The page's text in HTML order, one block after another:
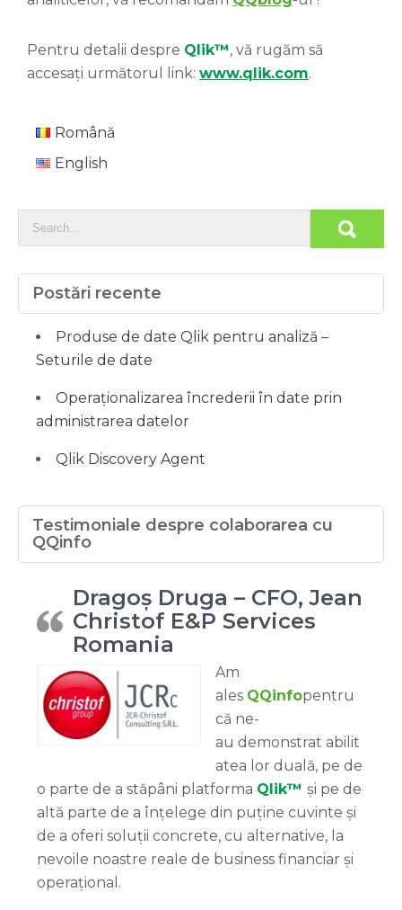
Pentru detalii despre Qlik™, vă rugăm să
accesați următorul link: www.qlik.com.
Română
English
Postări recente
Produse de date Qlik pentru analiză –
Seturile de date
Operaționalizarea încrederii în date prin
administrarea datelor
Qlik Discovery Agent
Testimoniale despre colaborarea cu
QQinfo
Dragoș Druga – CFO, Jean
Christof E&P Services
Romania
Am
ales QQinfopentru
că ne-
au demonstrat abilit
atea lor duală, pe de
o parte de a stăpâni platforma Qlik™ și pe de
altă parte de a înțelege din puține cuvinte și
de a oferi soluții concrete, cu alternative, la
nevoile noastre reale de business financiar și
operațional.